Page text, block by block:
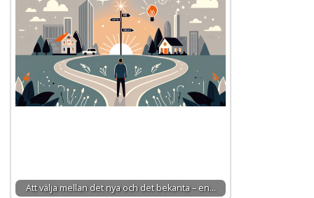
Att välja mellan det nya och det bekanta – en…